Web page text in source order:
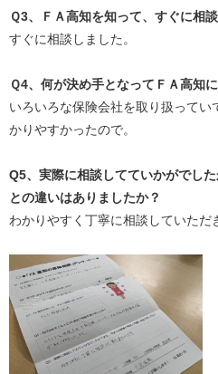
Ｑ3、ＦＡ高知を知って、すぐに相
すぐに相談しました。
Ｑ4、何が決め手となってＦＡ高知
いろいろな保険会社を取り扱って
かりやすかったので。
Q5、実際に相談してていかがでし
との違いはありましたか？
わかりやすく丁寧に相談していただ